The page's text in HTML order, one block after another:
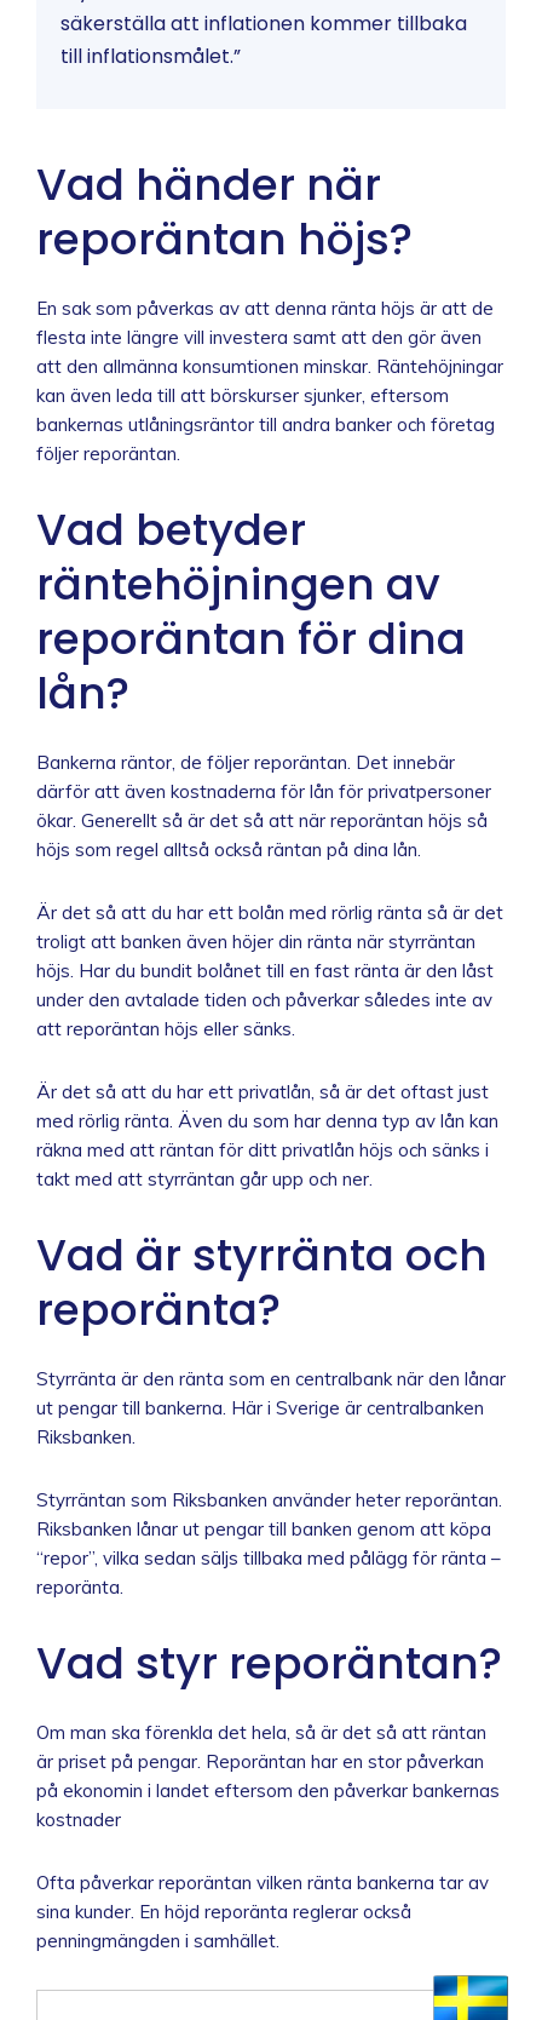
säkerställa att inflationen kommer tillbaka
till inflationsmålet.”
Vad händer när
reporäntan höjs?
En sak som påverkas av att denna ränta höjs är att de
flesta inte längre vill investera samt att den gör även
att den allmänna konsumtionen minskar. Räntehöjningar
kan även leda till att börskurser sjunker, eftersom
bankernas utlåningsräntor till andra banker och företag
följer reporäntan.
Vad betyder
räntehöjningen av
reporäntan för dina
lån?
Bankerna räntor, de följer reporäntan. Det innebär
därför att även kostnaderna för lån för privatpersoner
ökar. Generellt så är det så att när reporäntan höjs så
höjs som regel alltså också räntan på dina lån.
Är det så att du har ett bolån med rörlig ränta så är det
troligt att banken även höjer din ränta när styrräntan
höjs. Har du bundit bolånet till en fast ränta är den låst
under den avtalade tiden och påverkar således inte av
att reporäntan höjs eller sänks.
Är det så att du har ett privatlån, så är det oftast just
med rörlig ränta. Även du som har denna typ av lån kan
räkna med att räntan för ditt privatlån höjs och sänks i
takt med att styrräntan går upp och ner.
Vad är styrränta och
reporänta?
Styrränta är den ränta som en centralbank när den lånar
ut pengar till bankerna. Här i Sverige är centralbanken
Riksbanken.
Styrräntan som Riksbanken använder heter reporäntan.
Riksbanken lånar ut pengar till banken genom att köpa
“repor”, vilka sedan säljs tillbaka med pålägg för ränta –
reporänta.
Vad styr reporäntan?
Om man ska förenkla det hela, så är det så att räntan
är priset på pengar. Reporäntan har en stor påverkan
på ekonomin i landet eftersom den påverkar bankernas
kostnader
Ofta påverkar reporäntan vilken ränta bankerna tar av
sina kunder. En höjd reporänta reglerar också
penningmängden i samhället.